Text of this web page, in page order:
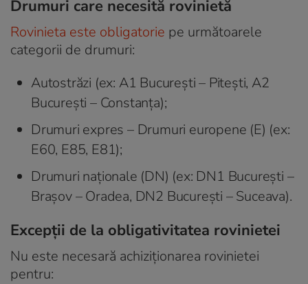
Drumuri care necesită rovinietă
Rovinieta este obligatorie pe următoarele
categorii de drumuri:
Autostrăzi (ex: A1 București – Pitești, A2
București – Constanța);
Drumuri expres – Drumuri europene (E) (ex:
E60, E85, E81);
Drumuri naționale (DN) (ex: DN1 București –
Brașov – Oradea, DN2 București – Suceava).
Excepții de la obligativitatea rovinietei
Nu este necesară achiziționarea rovinietei
pentru: